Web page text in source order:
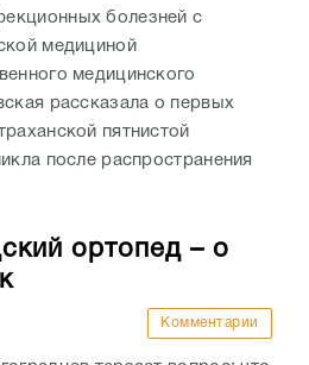
болезней с
медициной
медицинского
рассказала о первых
пятнистой
после распространения
ортопед – о
Комментарии